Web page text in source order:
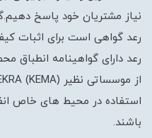
نیاز مشتریان خود پاسخ
رعد گواهی است برای اثبات
رعد دارای گواهینامه انطباق
باشند.